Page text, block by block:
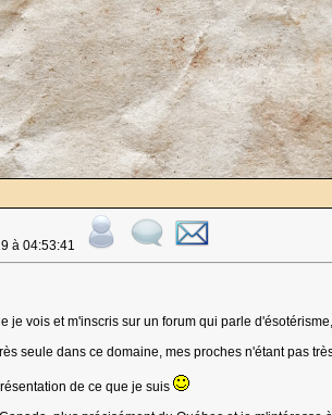
à 04:53:41
je vois et m'inscris sur un forum qui parle
seule dans ce domaine, mes proches n'étant pas
de ce que je suis